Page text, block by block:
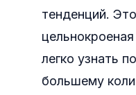
тенденций.
легко узнать
большему